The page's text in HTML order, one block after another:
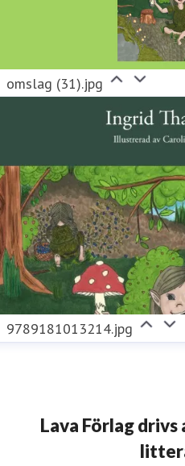
omslag (31).jpg
9789181013214.jpg
Lava Förlag